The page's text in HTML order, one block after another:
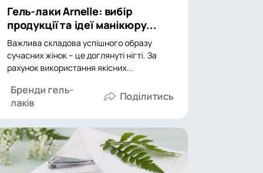
Гель-лаки Arnelle: вибір
продукції та ідеї манікюру...
Важлива складова успішного образу
сучасних жінок – це доглянуті нігті. За
рахунок використання якісних...
Бренди гель-
лаків